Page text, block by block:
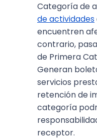
Categoría de
de actividades
encuentren
contrario,
de Primera
Generan
servicios
retención de
categoría
receptor.